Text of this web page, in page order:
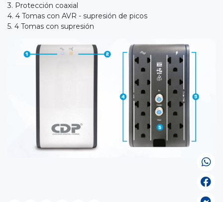
3. Protección coaxial
4. 4 Tomas con AVR - supresión de picos
5. 4 Tomas con supresión